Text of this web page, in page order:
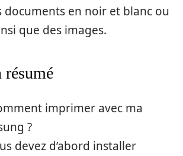
documents en noir et blanc ou
que des images.
imprimer avec ma
?
devez d’abord installer